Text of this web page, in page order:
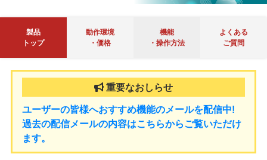
製品
トップ
動作環境
・価格
機能
・操作方法
よくある
ご質問
ユーザーの皆様へおすすめ機能のメールを配信中!
過去の配信メールの内容はこちらからご覧いただけ
ます。